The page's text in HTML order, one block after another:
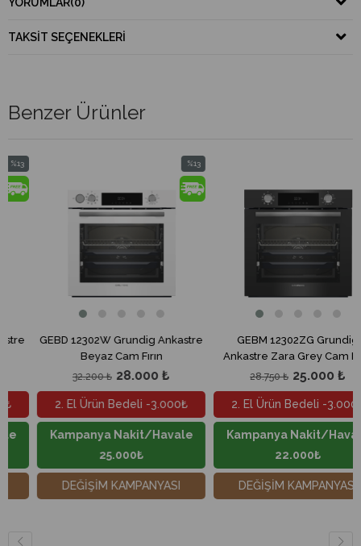
TAKSIT SEÇENEKLERI
Benzer Ürünler
GEBD 12302W Grundig Ankastre
Beyaz Cam Fırın
28.000 ₺
32.200 ₺
İndirim
%13İndirim
2. El Ürün Bedeli -3.000₺
Kampanya Nakit/Havale
25.000₺
DEĞİŞİM KAMPANYASI
GEBM 12302ZG Grundig
Ankastre Zara Grey Cam Fırın
25.000 ₺
28.750 ₺
2. El Ürün Bedeli -3.000₺
Kampanya Nakit/Havale
22.000₺
DEĞİŞİM KAMPANYASI